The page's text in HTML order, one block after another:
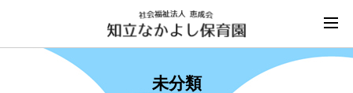
未分類